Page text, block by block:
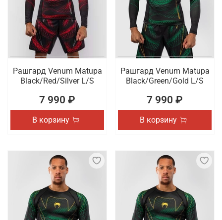
Рашгард Venum Matupa
Black/Red/Silver L/S
7 990 ₽
В корзину
Рашгард Venum Matupa
Black/Green/Gold L/S
7 990 ₽
В корзину